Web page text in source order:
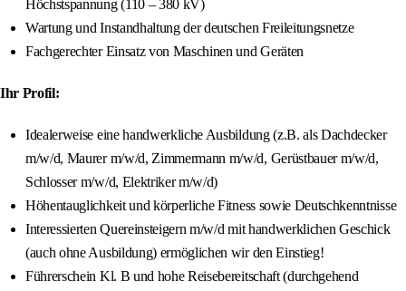
Höchstspannung (110 – 380 kV)
Wartung und Instandhaltung der deutschen Freileitungsnetze
Fachgerechter Einsatz von Maschinen und Geräten
Ihr Profil:
Idealerweise eine handwerkliche Ausbildung (z.B. als Dachdecker
m/w/d, Maurer m/w/d, Zimmermann m/w/d, Gerüstbauer m/w/d,
Schlosser m/w/d, Elektriker m/w/d)
Höhentauglichkeit und körperliche Fitness sowie Deutschkenntnisse
Interessierten Quereinsteigern m/w/d mit handwerklichen Geschick
(auch ohne Ausbildung) ermöglichen wir den Einstieg!
Führerschein Kl. B und hohe Reisebereitschaft (durchgehend